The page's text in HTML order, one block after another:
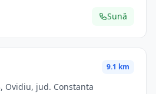
Sună
9.1 km
Ovidiu, jud. Constanta